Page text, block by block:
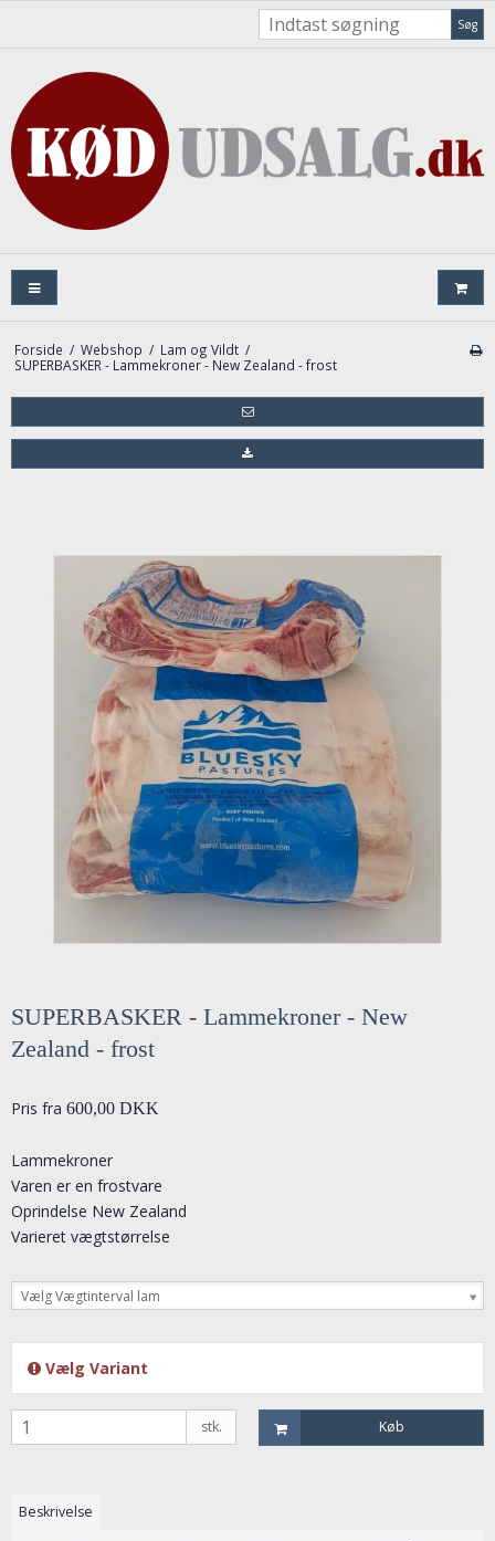
Søg
Forside / Webshop / Lam og Vildt /
SUPERBASKER - Lammekroner - New Zealand - frost
SUPERBASKER - Lammekroner - New
Zealand - frost
Pris fra 600,00 DKK
Lammekroner
Varen er en frostvare
Oprindelse New Zealand
Varieret vægtstørrelse
Vælg Vægtinterval lam
Vælg Variant
stk. Køb
Beskrivelse